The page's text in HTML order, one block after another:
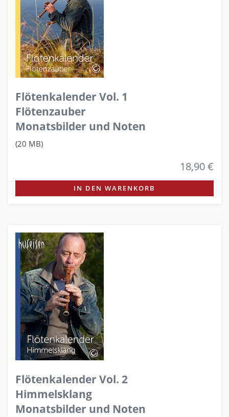
Flötenkalender Vol. 1
Flötenzauber
Monatsbilder und Noten
(20 MB)
18,90 €
IN DEN WARENKORB
Flötenkalender Vol. 2
Himmelsklang
Monatsbilder und Noten